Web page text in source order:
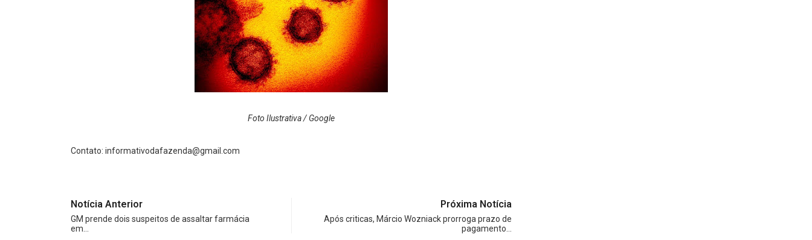
Foto Ilustrativa / Google
Contato: informativodafazenda@gmail.com
Notícia Anterior
GM prende dois suspeitos de assaltar farmácia
em…
Próxima Notícia
Após criticas, Márcio Wozniack prorroga prazo de
pagamento…